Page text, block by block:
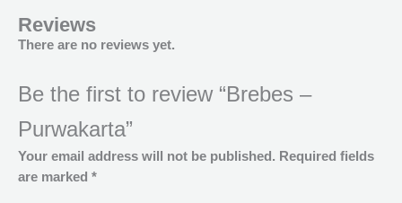
Reviews
There are no reviews yet.
Be the first to review “Brebes –
Purwakarta”
Your email address will not be published. Required fields
are marked *